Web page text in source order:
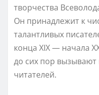
творчества
Он принадлежит к
талантливых
конца XIX — начала
до сих пор вызывают
читателей.